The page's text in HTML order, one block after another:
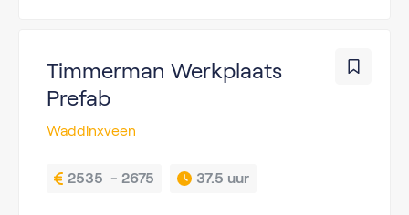
Timmerman Werkplaats
Prefab
Waddinxveen
2535  - 2675 37.5 uur